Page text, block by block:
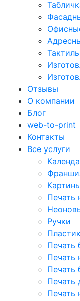
Отзывы
О компании
Блог
web-to-print
Контакты
Все услуги
Печать
Ручки
Печать
Печать
Печать
Печать
Печать